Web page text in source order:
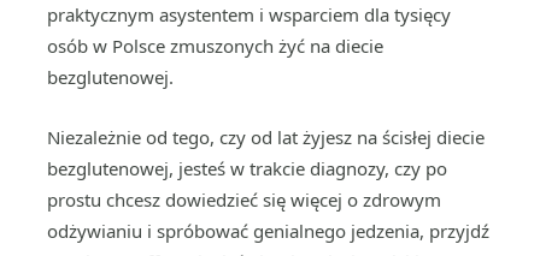
praktycznym asystentem i wsparciem dla tysięcy
osób w Polsce zmuszonych żyć na diecie
bezglutenowej.
Niezależnie od tego, czy od lat żyjesz na ścisłej diecie
bezglutenowej, jesteś w trakcie diagnozy, czy po
prostu chcesz dowiedzieć się więcej o zdrowym
odżywianiu i spróbować genialnego jedzenia, przyjdź